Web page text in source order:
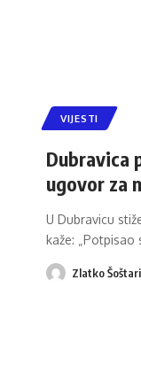
VIJESTI
Dubravica
ugovor za
U Dubravicu
kaže: „Potpisao
Zlatko